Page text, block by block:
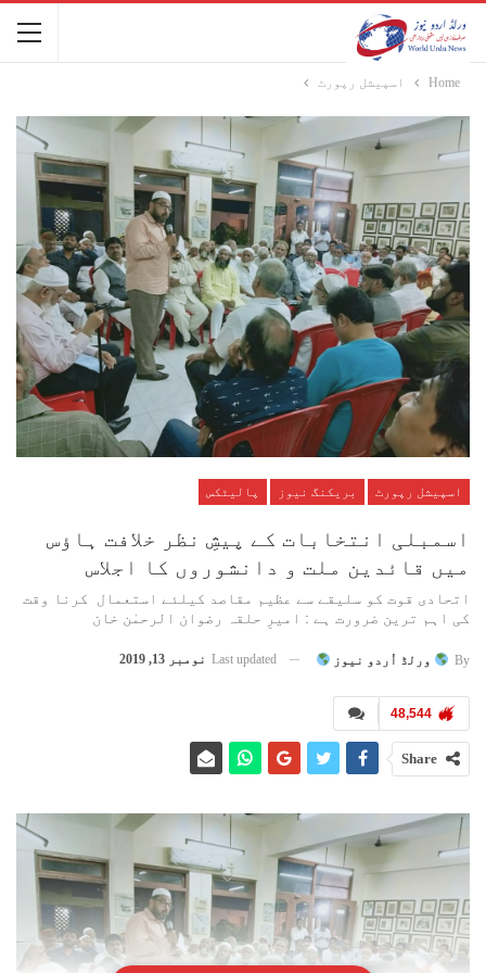
Home اسپیشل رپورٹ
اسپیشل رپورٹ بریکنگ نیوز پالیٹکس
اسمبلی انتخابات کے پیشِ نظر خلافت ہاؤس
میں قائدین ملت و دانشوروں کا اجلاس
اتحادی قوت کو سلیقے سے عظیم مقاصد کیلئے استعمال کرنا وقت
کی اہم ترین ضرورت ہے : امیرِ حلقہ رضوان الرحمٰن خان
By ورلڈ اُردو نیوز Last updated نومبر 13, 2019
48,544
Share